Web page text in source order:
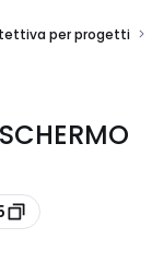
per progetti